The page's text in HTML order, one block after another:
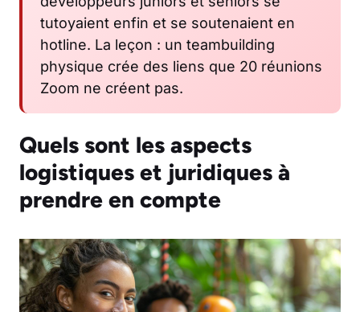
tutoyaient enfin et se soutenaient en
hotline. La leçon : un teambuilding
physique crée des liens que 20 réunions
Zoom ne créent pas.
Quels sont les aspects
logistiques et juridiques à
prendre en compte